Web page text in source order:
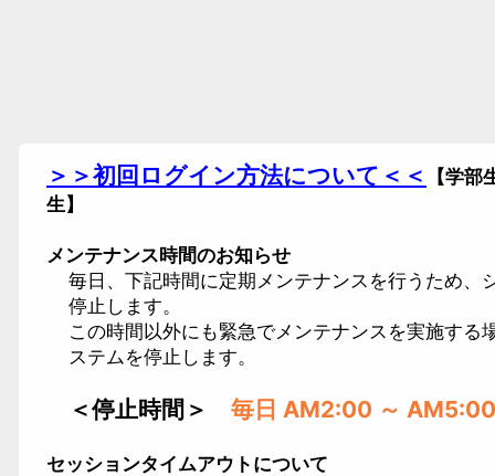
＞＞初回ログイン方法について ＜＜
【学部
生】
メンテナンス時間のお知らせ
毎日、下記時間に定期メンテナンスを行うため、
停止します。
この時間以外にも緊急でメンテナンスを実施する
ステムを停止します。
＜停止時間＞ 毎日 AM2:00 ～ AM5:00
セッションタイムアウトについて